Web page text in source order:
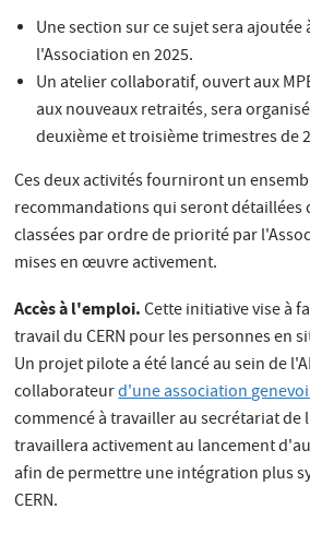
Une section sur ce sujet sera
l'Association en 2025.
Un atelier collaboratif, ouvert aux
aux nouveaux retraités, sera
deuxième et troisième trimestres de
Ces deux activités fourniront un
recommandations qui seront détaillées
classées par ordre de priorité par
mises en œuvre activement.
Accès à l'emploi.Cette initiative vise à
travail du CERN pour les personnes en
Un projet pilote a été lancé au sein de
collaborateurd'une association
commencé à travailler au secrétariat de
travaillera activement au lancement
afin de permettre une intégration plus
CERN.